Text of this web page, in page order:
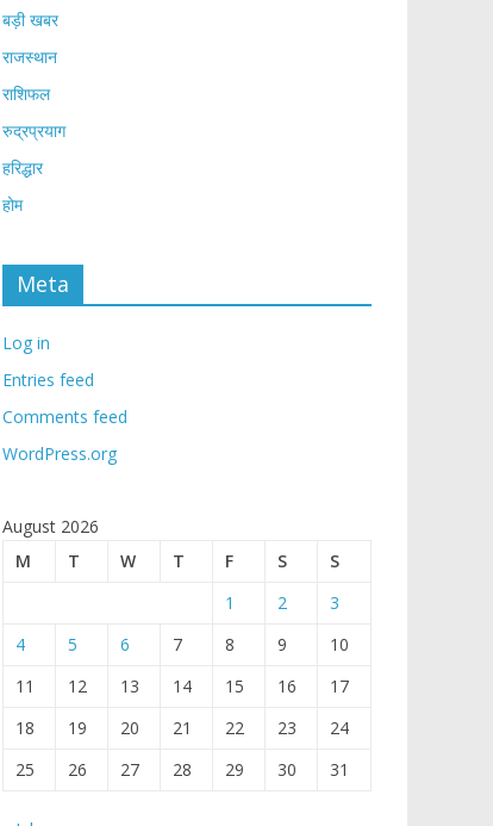
बड़ी खबर
राजस्थान
राशिफल
रुद्रप्रयाग
हरिद्धार
होम
Meta
Log in
Entries feed
Comments feed
WordPress.org
August 2026
M
T W T F S
S
1
2
3
4
5 6 7 8 9
10
11
12 13 14 15 16
17
18
19 20 21 22 23
24
25
26 27 28 29 30 31